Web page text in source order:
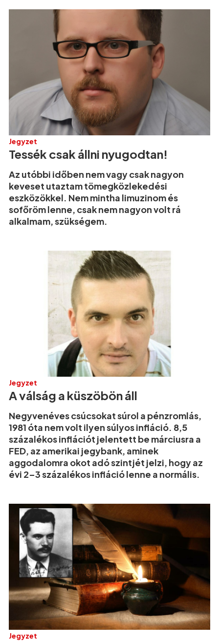
Jegyzet
Tessék csak állni nyugodtan!
Az utóbbi időben nem vagy csak nagyon
keveset utaztam tömegközlekedési
eszközökkel. Nem mintha limuzinom és
sofőröm lenne, csak nem nagyon volt rá
alkalmam, szükségem.
Jegyzet
A válság a küszöbön áll
Negyvenéves csúcsokat súrol a pénzromlás,
1981 óta nem volt ilyen súlyos infláció. 8,5
százalékos inflációt jelentett be márciusra a
FED, az amerikai jegybank, aminek
aggodalomra okot adó szintjét jelzi, hogy az
évi 2–3 százalékos infláció lenne a normális.
Jegyzet